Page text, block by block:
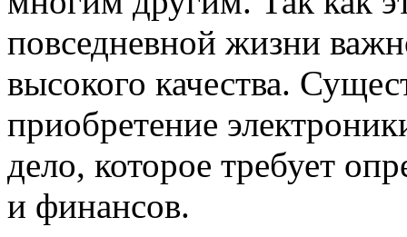
повседневной жизни
высокого качества.
приобретение
дело, которое требует
и финансов.